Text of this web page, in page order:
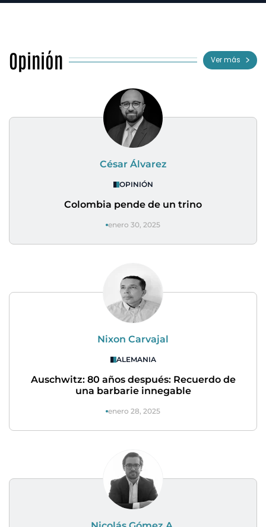
Opinión Ver más
César Álvarez
OPINIÓN
Colombia pende de un trino
enero 30, 2025
Nixon Carvajal
ALEMANIA
Auschwitz: 80 años después: Recuerdo de
una barbarie innegable
enero 28, 2025